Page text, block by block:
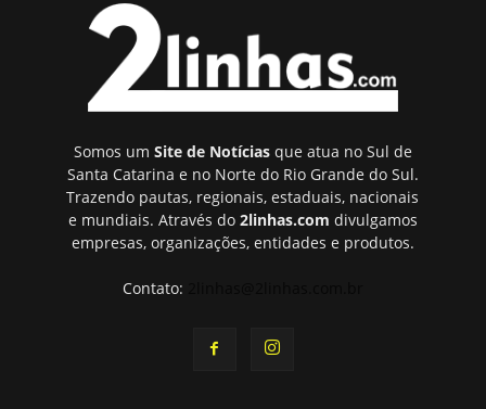
Somos um Site de Notíciasque atua no Sul de
Santa Catarina e no Norte do Rio Grande do Sul.
Trazendo pautas, regionais, estaduais, nacionais
e mundiais. Através do 2linhas.com divulgamos
empresas, organizações, entidades e produtos.
Contato: